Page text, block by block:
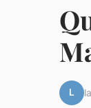
L